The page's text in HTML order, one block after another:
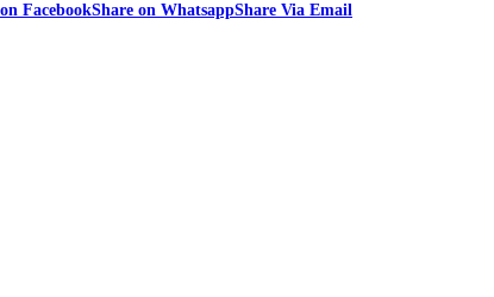
FacebookShare on WhatsappShare Via Email